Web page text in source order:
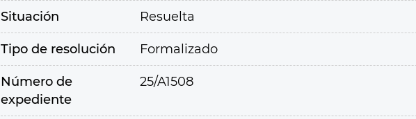
Situación Resuelta
Tipo de resolución Formalizado
Número de
expediente
25/A1508